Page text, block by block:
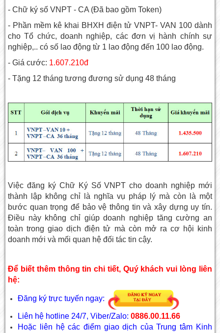
- Chữ ký số VNPT - CA (Đã bao gồm Token)
- Phần mềm kê khai BHXH điện tử VNPT- VAN 100 dành
cho Tổ chức, doanh nghiệp, các đơn vị hành chính sự
nghiệp,.. có số lao động từ 1 lao động đến 100 lao động.
- Giá cước: 1.607.210đ
- Tặng 12 tháng tương đương sử dụng 48 tháng
Việc đăng ký Chữ Ký Số VNPT cho doanh nghiệp mới
thành lập không chỉ là nghĩa vụ pháp lý mà còn là một
bước quan trọng để bảo vệ thông tin và xây dựng uy tín.
Điều này không chỉ giúp doanh nghiệp tăng cường an
toàn trong giao dịch điện tử mà còn mở ra cơ hội kinh
doanh mới và mối quan hệ đối tác tin cậy.
Để biết thêm thông tin chi tiết, Quý khách vui lòng liên
hệ:
Đăng ký trực tuyến ngay:
Liên hệ hotline 24/7, Viber/Zalo:0886.00.11.66
Hoặc liên hệ các điểm giao dịch của Trung tâm Kinh